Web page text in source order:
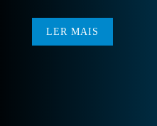
LER MAIS